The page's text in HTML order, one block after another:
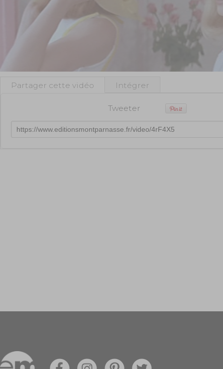
Partager cette vidéo Intégrer
Tweeter